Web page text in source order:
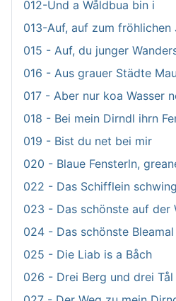
012-Und a Wåldbua bin i
013-Auf, auf zum fröhlichen
015 - Auf, du junger
016 - Aus grauer Städte
017 - Aber nur koa Wasser
018 - Bei mein Dirndl ihrn
019 - Bist du net bei mir
020 - Blaue Fensterln,
022 - Das Schifflein
023 - Das schönste auf der
024 - Das schönste
025 - Die Liab is a Båch
026 - Drei Berg und drei Tål